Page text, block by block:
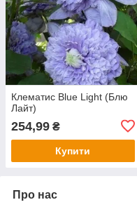
Клематис Blue Light (Блю
Лайт)
254,99 ₴
Купити
Про нас